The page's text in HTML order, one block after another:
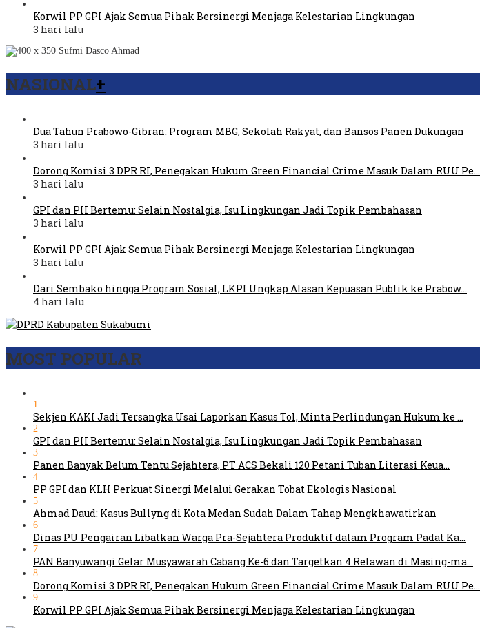
Korwil PP GPI Ajak Semua Pihak Bersinergi Menjaga Kelestarian Lingkungan
3 hari lalu
NASIONAL+
Dua Tahun Prabowo-Gibran: Program MBG, Sekolah Rakyat, dan Bansos Panen Dukungan
3 hari lalu
Dorong Komisi 3 DPR RI, Penegakan Hukum Green Financial Crime Masuk Dalam RUU Pe…
3 hari lalu
GPI dan PII Bertemu: Selain Nostalgia, Isu Lingkungan Jadi Topik Pembahasan
3 hari lalu
Korwil PP GPI Ajak Semua Pihak Bersinergi Menjaga Kelestarian Lingkungan
3 hari lalu
Dari Sembako hingga Program Sosial, LKPI Ungkap Alasan Kepuasan Publik ke Prabow…
4 hari lalu
MOST POPULAR
1
Sekjen KAKI Jadi Tersangka Usai Laporkan Kasus Tol, Minta Perlindungan Hukum ke …
2
GPI dan PII Bertemu: Selain Nostalgia, Isu Lingkungan Jadi Topik Pembahasan
3
Panen Banyak Belum Tentu Sejahtera, PT ACS Bekali 120 Petani Tuban Literasi Keua…
4
PP GPI dan KLH Perkuat Sinergi Melalui Gerakan Tobat Ekologis Nasional
5
Ahmad Daud: Kasus Bullyng di Kota Medan Sudah Dalam Tahap Mengkhawatirkan
6
Dinas PU Pengairan Libatkan Warga Pra-Sejahtera Produktif dalam Program Padat Ka…
7
PAN Banyuwangi Gelar Musyawarah Cabang Ke-6 dan Targetkan 4 Relawan di Masing-ma…
8
Dorong Komisi 3 DPR RI, Penegakan Hukum Green Financial Crime Masuk Dalam RUU Pe…
9
Korwil PP GPI Ajak Semua Pihak Bersinergi Menjaga Kelestarian Lingkungan